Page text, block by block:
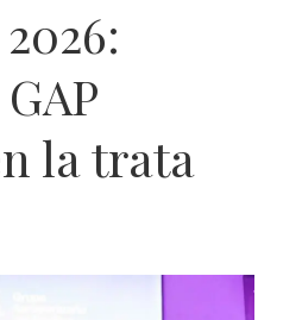
la trata